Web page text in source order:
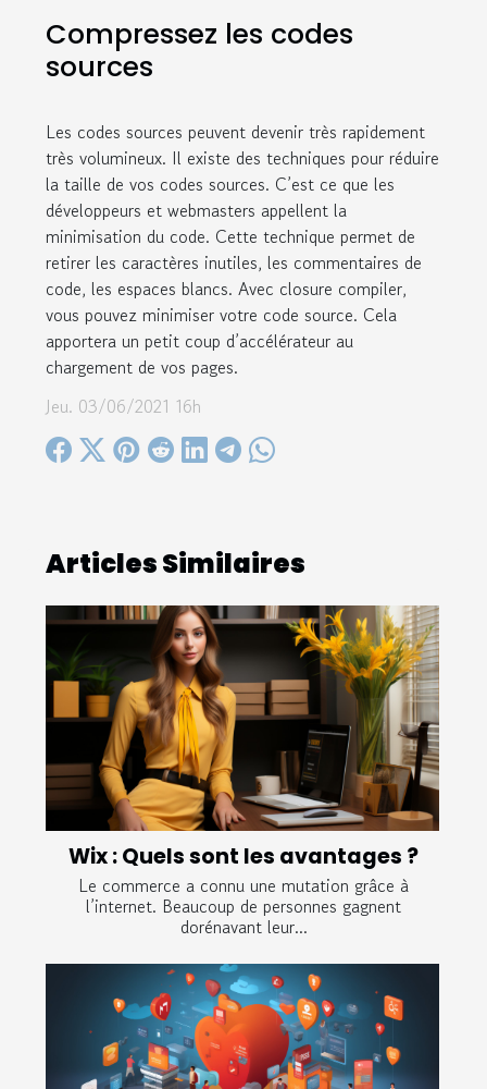
Compressez les codes
sources
Les codes sources peuvent devenir très rapidement
très volumineux. Il existe des techniques pour réduire
la taille de vos codes sources. C’est ce que les
développeurs et webmasters appellent la
minimisation du code. Cette technique permet de
retirer les caractères inutiles, les commentaires de
code, les espaces blancs. Avec closure compiler,
vous pouvez minimiser votre code source. Cela
apportera un petit coup d’accélérateur au
chargement de vos pages.
Jeu. 03/06/2021 16h
Articles Similaires
Wix : Quels sont les avantages ?
Le commerce a connu une mutation grâce à
l’internet. Beaucoup de personnes gagnent
dorénavant leur...